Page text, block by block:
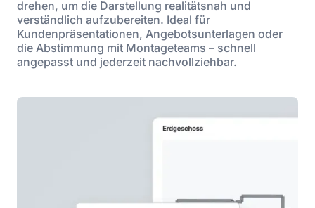
drehen, um die Darstellung realitätsnah und
verständlich aufzubereiten. Ideal für
Kundenpräsentationen, Angebotsunterlagen oder
die Abstimmung mit Montageteams – schnell
angepasst und jederzeit nachvollziehbar.